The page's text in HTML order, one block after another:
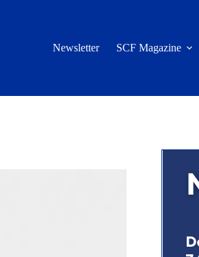
Newsletter SCF Magazine